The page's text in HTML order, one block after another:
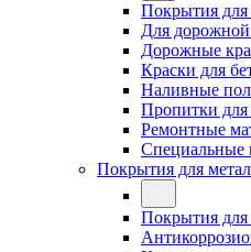
Покрытия для
Для
Дорожные
Краски для
Наливные
Пропитки для
Ремонтные
Специальные
Покрытия для
Покрытия для